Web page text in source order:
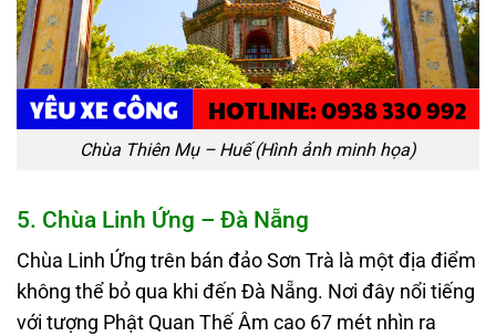
Chùa Thiên Mụ – Huế (Hình ảnh minh họa)
5. Chùa Linh Ứng – Đà Nẵng
Chùa Linh Ứng trên bán đảo Sơn Trà là một địa điểm
không thể bỏ qua khi đến Đà Nẵng. Nơi đây nổi tiếng
với tượng Phật Quan Thế Âm cao 67 mét nhìn ra